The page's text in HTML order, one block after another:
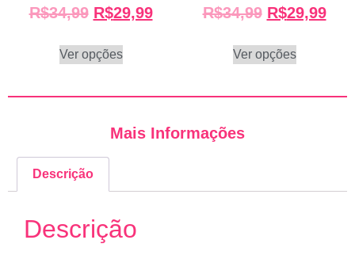
R$34,99 R$29,99
Ver opções
R$34,99 R$29,99
Ver opções
Mais Informações
Descrição
Descrição